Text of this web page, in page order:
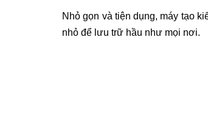
Nhỏ gọn và tiện dụng, máy tạo
nhỏ để lưu trữ hầu như mọi nơi.